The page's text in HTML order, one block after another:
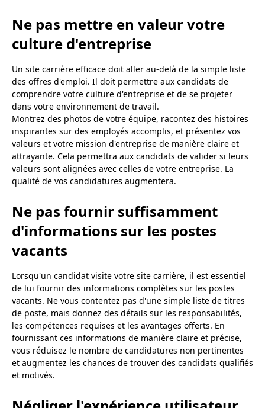
Ne pas mettre en valeur votre
culture d'entreprise
Un site carrière efficace doit aller au-delà de la simple liste
des offres d'emploi. Il doit permettre aux candidats de
comprendre votre culture d'entreprise et de se projeter
dans votre environnement de travail.
Montrez des photos de votre équipe, racontez des histoires
inspirantes sur des employés accomplis, et présentez vos
valeurs et votre mission d'entreprise de manière claire et
attrayante. Cela permettra aux candidats de valider si leurs
valeurs sont alignées avec celles de votre entreprise. La
qualité de vos candidatures augmentera.
Ne pas fournir suffisamment
d'informations sur les postes
vacants
Lorsqu'un candidat visite votre site carrière, il est essentiel
de lui fournir des informations complètes sur les postes
vacants. Ne vous contentez pas d'une simple liste de titres
de poste, mais donnez des détails sur les responsabilités,
les compétences requises et les avantages offerts. En
fournissant ces informations de manière claire et précise,
vous réduisez le nombre de candidatures non pertinentes
et augmentez les chances de trouver des candidats qualifiés
et motivés.